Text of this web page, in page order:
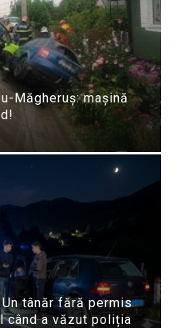
Măgheruș: mașină
tânăr fără permis
când a văzut poliția